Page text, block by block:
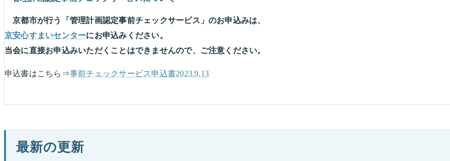
京都市が行う「管理計画認定事前チェックサービス」のお申込みは、
京安心すまいセンターにお申込みください。
当会に直接お申込みいただくことはできませんので、ご注意ください。
申込書はこちら⇒事前チェックサービス申込書2023.9.13
最新の更新